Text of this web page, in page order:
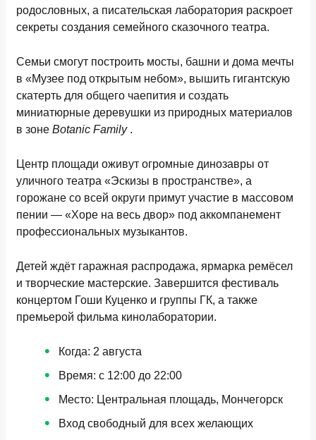
родословных, а писательская лаборатория раскроет
секреты создания семейного сказочного театра.
Семьи смогут построить мосты, башни и дома мечты
в «Музее под открытым небом», вышить гигантскую
скатерть для общего чаепития и создать
миниатюрные деревушки из природных материалов
в зоне Botanic Family .
Центр площади оживут огромные динозавры от
уличного театра «Эскизы в пространстве», а
горожане со всей округи примут участие в массовом
пении — «Хоре на весь двор» под аккомпанемент
профессиональных музыкантов.
Детей ждёт гаражная распродажа, ярмарка ремёсел
и творческие мастерские. Завершится фестиваль
концертом Гоши Куценко и группы ГК, а также
премьерой фильма кинолаборатории.
Когда: 2 августа
Время: с 12:00 до 22:00
Место: Центральная площадь, Мончегорск
Вход свободный для всех желающих